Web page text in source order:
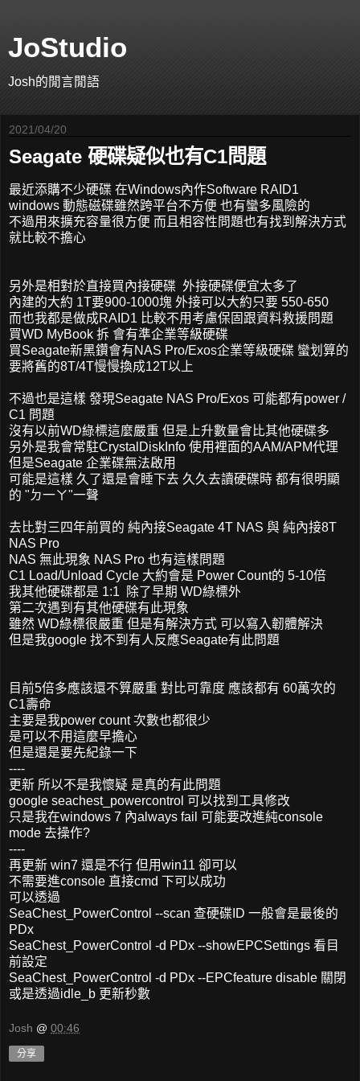
JoStudio
Josh的閒言閒語
2021/04/20
Seagate 硬碟疑似也有C1問題
最近添購不少硬碟 在Windows內作Software RAID1
windows 動態磁碟雖然跨平台不方便 也有蠻多風險的
不過用來擴充容量很方便 而且相容性問題也有找到解決方式
就比較不擔心
另外是相對於直接買內接硬碟 外接硬碟便宜太多了
內建的大約 1T要900-1000塊 外接可以大約只要 550-650
而也我都是做成RAID1 比較不用考慮保固跟資料救援問題
買WD MyBook 拆 會有準企業等級硬碟
買Seagate新黑鑽會有NAS Pro/Exos企業等級硬碟 蠻划算的
要將舊的8T/4T慢慢換成12T以上
不過也是這樣 發現Seagate NAS Pro/Exos 可能都有power /
C1 問題
沒有以前WD綠標這麼嚴重 但是上升數量會比其他硬碟多
另外是我會常駐CrystalDiskInfo 使用裡面的AAM/APM代理
但是Seagate 企業碟無法啟用
可能是這樣 久了還是會睡下去 久久去讀硬碟時 都有很明顯
的 "ㄉ一ㄚ"一聲
去比對三四年前買的 純內接Seagate 4T NAS 與 純內接8T
NAS Pro
NAS 無此現象 NAS Pro 也有這樣問題
C1 Load/Unload Cycle 大約會是 Power Count的 5-10倍
我其他硬碟都是 1:1 除了早期 WD綠標外
第二次遇到有其他硬碟有此現象
雖然 WD綠標很嚴重 但是有解決方式 可以寫入韌體解決
但是我google 找不到有人反應Seagate有此問題
目前5倍多應該還不算嚴重 對比可靠度 應該都有 60萬次的
C1壽命
主要是我power count 次數也都很少
是可以不用這麼早擔心
但是還是要先紀錄一下
----
更新 所以不是我懷疑 是真的有此問題
google seachest_powercontrol 可以找到工具修改
只是我在windows 7 內always fail 可能要改進純console
mode 去操作?
----
再更新 win7 還是不行 但用win11 卻可以
不需要進console 直接cmd 下可以成功
可以透過
SeaChest_PowerControl --scan 查硬碟ID 一般會是最後的
PDx
SeaChest_PowerControl -d PDx --showEPCSettings 看目
前設定
SeaChest_PowerControl -d PDx --EPCfeature disable 關閉
或是透過idle_b 更新秒數
Josh @ 00:46
分享